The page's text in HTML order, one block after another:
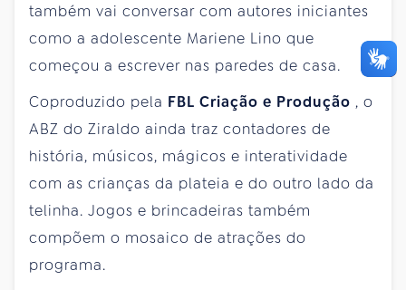
também vai conversar com autores iniciantes
como a adolescente Mariene Lino que
começou a escrever nas paredes de casa.
Coproduzido pela FBL Criação e Produção , o
ABZ do Ziraldo ainda traz contadores de
história, músicos, mágicos e interatividade
com as crianças da plateia e do outro lado da
telinha. Jogos e brincadeiras também
compõem o mosaico de atrações do
programa.